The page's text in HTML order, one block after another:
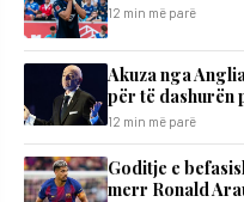
12 min më parë
Akuza nga
për të dashurën
12 min më parë
Goditje e
merr Ronald